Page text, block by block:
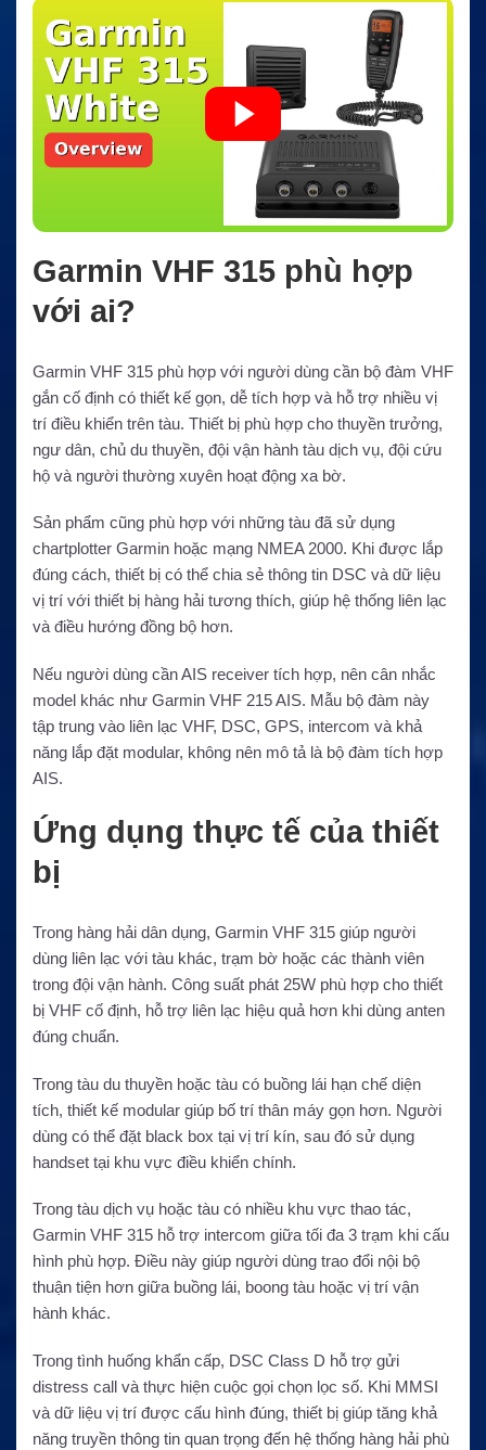
Garmin VHF 315 phù hợp
với ai?
Garmin VHF 315 phù hợp với người dùng cần bộ đàm VHF
gắn cố định có thiết kế gọn, dễ tích hợp và hỗ trợ nhiều vị
trí điều khiển trên tàu. Thiết bị phù hợp cho thuyền trưởng,
ngư dân, chủ du thuyền, đội vận hành tàu dịch vụ, đội cứu
hộ và người thường xuyên hoạt động xa bờ.
Sản phẩm cũng phù hợp với những tàu đã sử dụng
chartplotter Garmin hoặc mạng NMEA 2000. Khi được lắp
đúng cách, thiết bị có thể chia sẻ thông tin DSC và dữ liệu
vị trí với thiết bị hàng hải tương thích, giúp hệ thống liên lạc
và điều hướng đồng bộ hơn.
Nếu người dùng cần AIS receiver tích hợp, nên cân nhắc
model khác như Garmin VHF 215 AIS. Mẫu bộ đàm này
tập trung vào liên lạc VHF, DSC, GPS, intercom và khả
năng lắp đặt modular, không nên mô tả là bộ đàm tích hợp
AIS.
Ứng dụng thực tế của thiết
bị
Trong hàng hải dân dụng, Garmin VHF 315 giúp người
dùng liên lạc với tàu khác, trạm bờ hoặc các thành viên
trong đội vận hành. Công suất phát 25W phù hợp cho thiết
bị VHF cố định, hỗ trợ liên lạc hiệu quả hơn khi dùng anten
đúng chuẩn.
Trong tàu du thuyền hoặc tàu có buồng lái hạn chế diện
tích, thiết kế modular giúp bố trí thân máy gọn hơn. Người
dùng có thể đặt black box tại vị trí kín, sau đó sử dụng
handset tại khu vực điều khiển chính.
Trong tàu dịch vụ hoặc tàu có nhiều khu vực thao tác,
Garmin VHF 315 hỗ trợ intercom giữa tối đa 3 trạm khi cấu
hình phù hợp. Điều này giúp người dùng trao đổi nội bộ
thuận tiện hơn giữa buồng lái, boong tàu hoặc vị trí vận
hành khác.
Trong tình huống khẩn cấp, DSC Class D hỗ trợ gửi
distress call và thực hiện cuộc gọi chọn lọc số. Khi MMSI
và dữ liệu vị trí được cấu hình đúng, thiết bị giúp tăng khả
năng truyền thông tin quan trọng đến hệ thống hàng hải phù